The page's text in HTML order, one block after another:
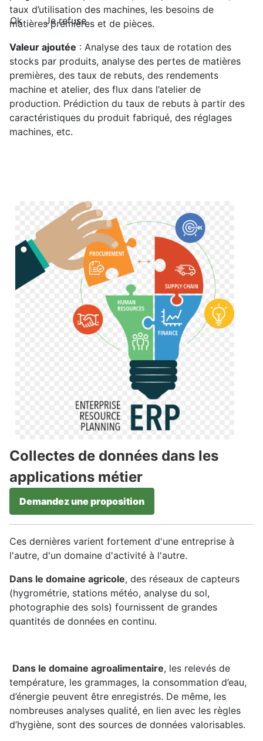
taux d’utilisation des machines, les besoins de
matières premières et de pièces.
Valeur ajoutée : Analyse des taux de rotation des
stocks par produits, analyse des pertes de matières
premières, des taux de rebuts, des rendements
machine et atelier, des flux dans l’atelier de
production. Prédiction du taux de rebuts à partir des
caractéristiques du produit fabriqué, des réglages
machines, etc.
Collectes de données dans les
applications métier
Demandez une proposition
Ces dernières varient fortement d'une entreprise à
l'autre, d'un domaine d'activité à l'autre.
Dans le domaine agricole, des réseaux de capteurs
(hygrométrie, stations météo, analyse du sol,
photographie des sols) fournissent de grandes
quantités de données en continu.
Dans le domaine agroalimentaire, les relevés de
température, les grammages, la consommation d’eau,
d’énergie peuvent être enregistrés. De même, les
nombreuses analyses qualité, en lien avec les règles
d’hygiène, sont des sources de données valorisables.
Ok Je refuse